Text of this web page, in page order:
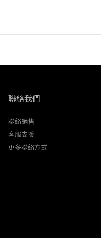
聯絡我們
聯絡銷售
客服支援
更多聯絡方式